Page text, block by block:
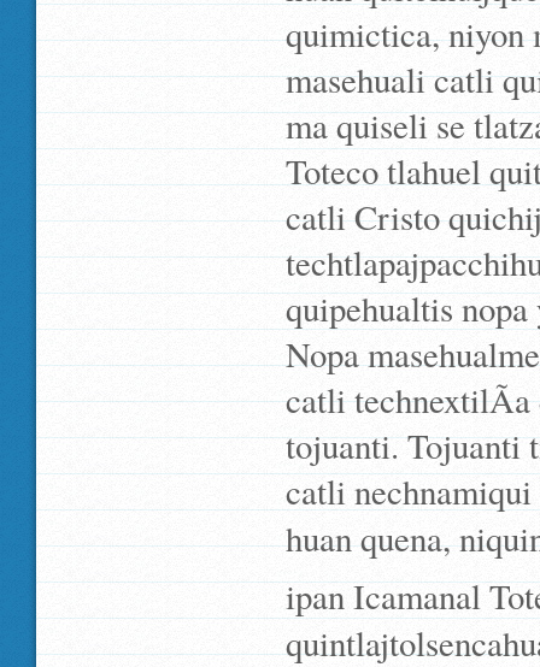
quimictica, niyon
masehuali catli
ma quiseli se
Toteco tlahuel
catli Cristo
quipehualtis
Nopa
catli technextilÃ­a
tojuanti. Tojuanti
catli
huan quena,
ipan Icamanal